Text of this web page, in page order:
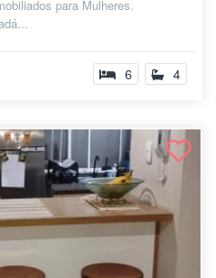
para Mulheres.
6 4